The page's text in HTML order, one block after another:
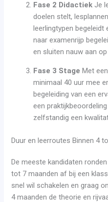
Fase 2 Didactiek Je
doelen stelt,
leerlingtypen
naar examenrijp
en sluiten nauw aan
Fase 3 Stage Met
minimaal 40 uur mee
begeleiding van een
een
zelfstandig een
Duur en leerroutes Binnen 4
De meeste kandidaten
tot 7 maanden af bij een
snel wil schakelen en graag
4 maanden de theorie en